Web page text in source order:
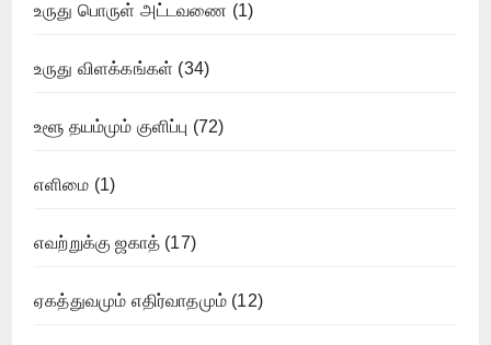
உருது பொருள் அட்டவணை (1)
உருது விளக்கங்கள் (34)
உளூ தயம்மும் குளிப்பு (72)
எளிமை (1)
எவற்றுக்கு ஜகாத் (17)
ஏகத்துவமும் எதிர்வாதமும் (12)